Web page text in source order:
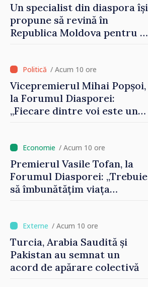
Un specialist din diaspora își
propune să revină în
Republica Moldova pentru a
/ Acum 10 ore
Vicepremierul Mihai Popșoi,
la Forumul Diasporei:
„Fiecare dintre voi este un
imaginii Republicii Moldova”
/ Acum 10 ore
Premierul Vasile Tofan, la
Forumul Diasporei: „Trebuie
să îmbunătățim viața
/ Acum 10 ore
Turcia, Arabia Saudită și
Pakistan au semnat un
acord de apărare colectivă